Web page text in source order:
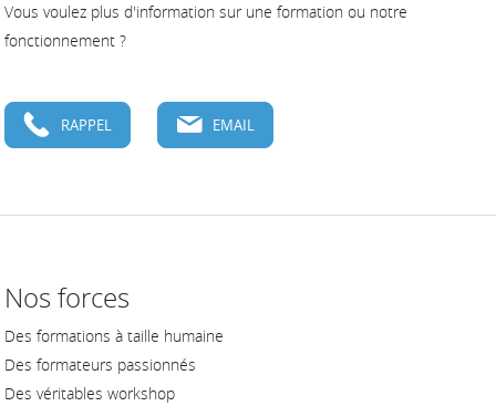
Vous voulez plus d'information sur une formation ou notre
fonctionnement ?
RAPPEL EMAIL
Nos forces
Des formations à taille humaine
Des formateurs passionnés
Des véritables workshop